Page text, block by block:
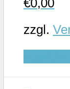
€0,00
zzgl.